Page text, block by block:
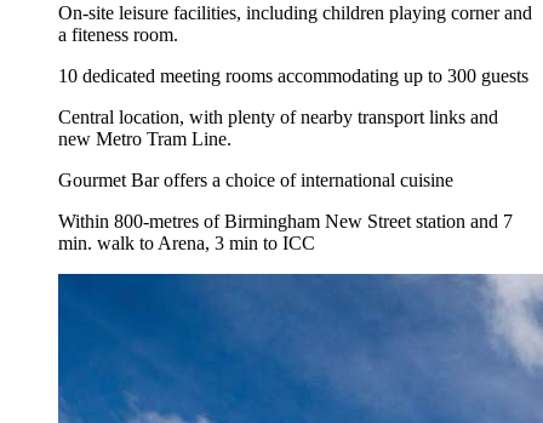
On-site leisure facilities, including children playing corner and
a fiteness room.
10 dedicated meeting rooms accommodating up to 300 guests
Central location, with plenty of nearby transport links and
new Metro Tram Line.
Gourmet Bar offers a choice of international cuisine
Within 800-metres of Birmingham New Street station and 7
min. walk to Arena, 3 min to ICC